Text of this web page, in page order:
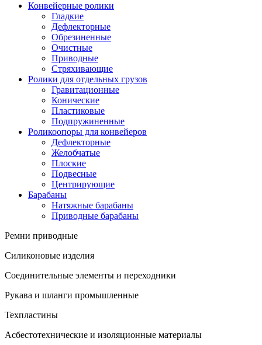
Конвейерные ролики
Гладкие
Дефлекторные
Обрезиненные
Очистные
Приводные
Стряхивающие
Ролики для отдельных грузов
Гравитационные
Конические
Пластиковые
Подпружиненные
Роликоопоры для конвейеров
Дефлекторные
Желобчатые
Плоские
Подвесные
Центрирующие
Барабаны
Натяжные барабаны
Приводные барабаны
Ремни приводные
Силиконовые изделия
Соединительные элементы и переходники
Рукава и шланги промышленные
Техпластины
Асбестотехнические и изоляционные материалы